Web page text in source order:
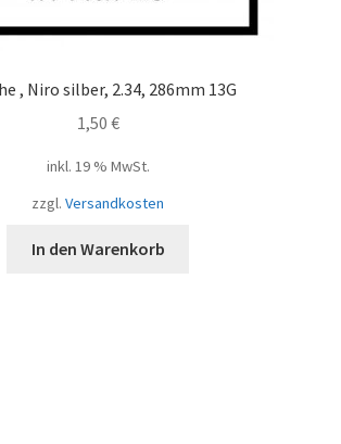
, Niro silber, 2.34, 286mm 13G
1,50 €
inkl. 19 % MwSt.
zzgl. Versandkosten
In den Warenkorb